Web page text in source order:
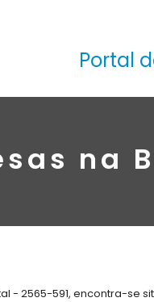
Portal
na
- 2565-591, encontra-se